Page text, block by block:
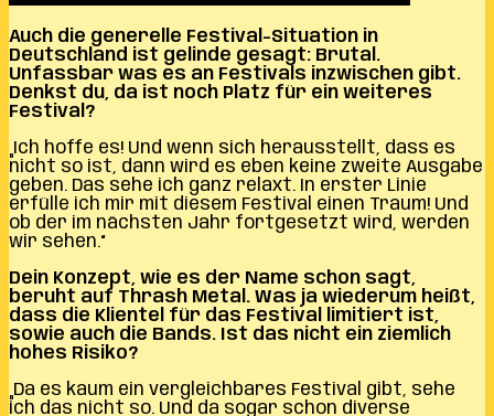
Auch die generelle Festival-Situation in
Deutschland ist gelinde gesagt: Brutal.
Unfassbar was es an Festivals inzwischen gibt.
Denkst du, da ist noch Platz für ein weiteres
Festival?
„Ich hoffe es! Und wenn sich herausstellt, dass es
nicht so ist, dann wird es eben keine zweite Ausgabe
geben. Das sehe ich ganz relaxt. In erster Linie
erfülle ich mir mit diesem Festival einen Traum! Und
ob der im nächsten Jahr fortgesetzt wird, werden
wir sehen.“
Dein Konzept, wie es der Name schon sagt,
beruht auf Thrash Metal. Was ja wiederum heißt,
dass die Klientel für das Festival limitiert ist,
sowie auch die Bands. Ist das nicht ein ziemlich
hohes Risiko?
„Da es kaum ein vergleichbares Festival gibt, sehe
ich das nicht so. Und da sogar schon diverse